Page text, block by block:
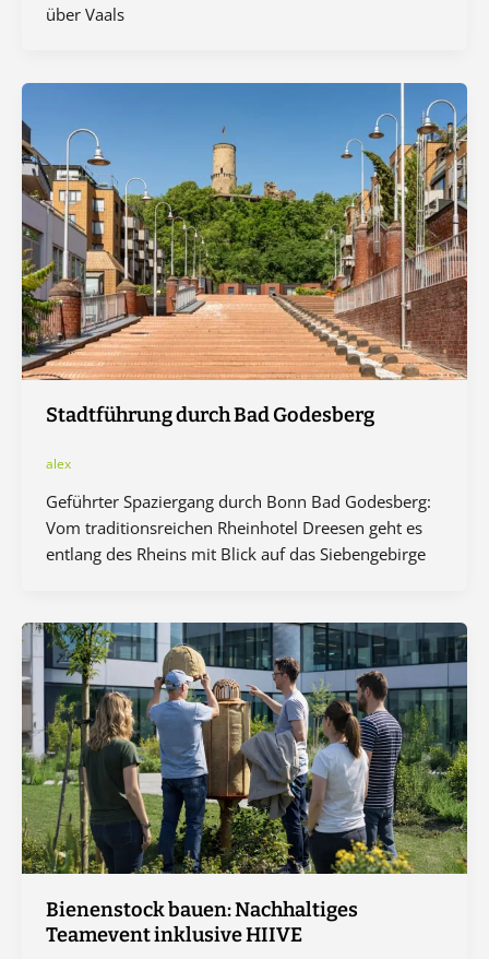
über Vaals
Stadtführung durch Bad Godesberg
alex
Geführter Spaziergang durch Bonn Bad Godesberg:
Vom traditionsreichen Rheinhotel Dreesen geht es
entlang des Rheins mit Blick auf das Siebengebirge
Bienenstock bauen: Nachhaltiges
Teamevent inklusive HIIVE